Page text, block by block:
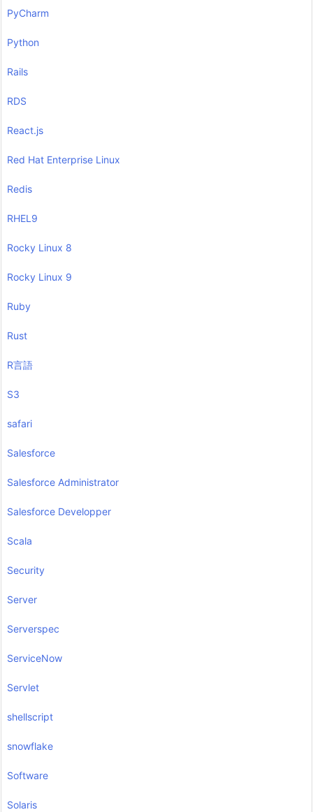
PyCharm
Python
Rails
RDS
React.js
Red Hat Enterprise Linux
Redis
RHEL9
Rocky Linux 8
Rocky Linux 9
Ruby
Rust
R言語
S3
safari
Salesforce
Salesforce Administrator
Salesforce Developper
Scala
Security
Server
Serverspec
ServiceNow
Servlet
shellscript
snowflake
Software
Solaris